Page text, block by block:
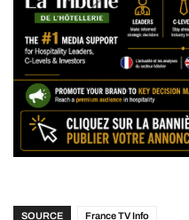
SOURCE France TV Info